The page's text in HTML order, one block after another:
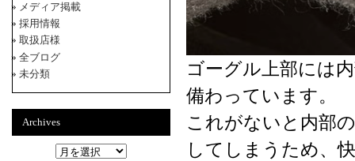
メディア掲載
採用情報
取扱店様
全ブログ
未分類
Archives
ゴーグル上部には
備わっています。
これがないと内部
してしまうため、